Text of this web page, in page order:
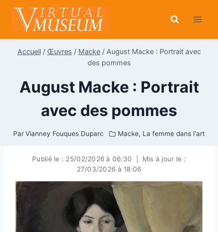
Aller
contenu
Accueil / Œuvres / Macke / August Macke : Portrait avec
des pommes
August Macke : Portrait
avec des pommes
Par Vianney Fouques Duparc Macke, La femme dans l'art
Publié le : 25/02/2026 à 06:30
Mis à jour le :
27/03/2026 à 18:06